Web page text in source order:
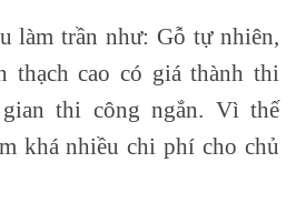
làm trần như: Gỗ tự nhiên,
cao có giá thành thi
thi công ngắn. Vì thế
khá nhiều chi phí cho chủ